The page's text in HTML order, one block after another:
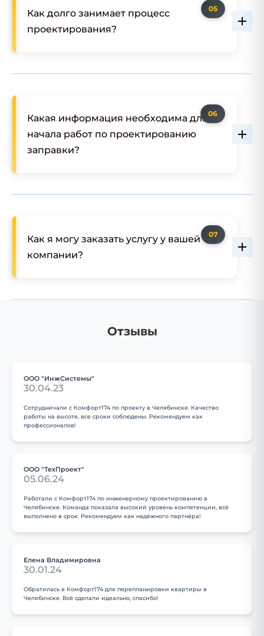
Как долго занимает процесс
проектирования?
Какая информация необходима для
начала работ по проектированию
заправки?
Как я могу заказать услугу у вашей
компании?
Отзывы
ООО "ИнжСистемы"
30.04.23
Сотрудничали с Комфорт174 по проекту в Челябинске. Качество
работы на высоте, все сроки соблюдены. Рекомендуем как
профессионалов!
ООО "ТехПроект"
05.06.24
Работали с Комфорт174 по инженерному проектированию в
Челябинске. Команда показала высокий уровень компетенции, всё
выполнено в срок. Рекомендуем как надёжного партнёра!
Елена Владимировна
30.01.24
Обратилась в Комфорт174 для перепланировки квартиры в
Челябинске. Всё сделали идеально, спасибо!